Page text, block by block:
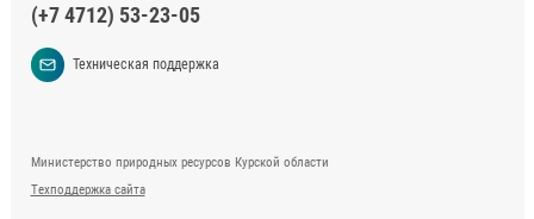
(+7 4712) 53-23-05
Техническая поддержка
Министерство природных ресурсов Курской области
Техподдержка сайта